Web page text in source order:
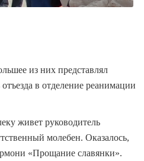
из них представлял
в отделение реанимации
живет руководитель
молебен. Оказалось,
«Прощание славянки».